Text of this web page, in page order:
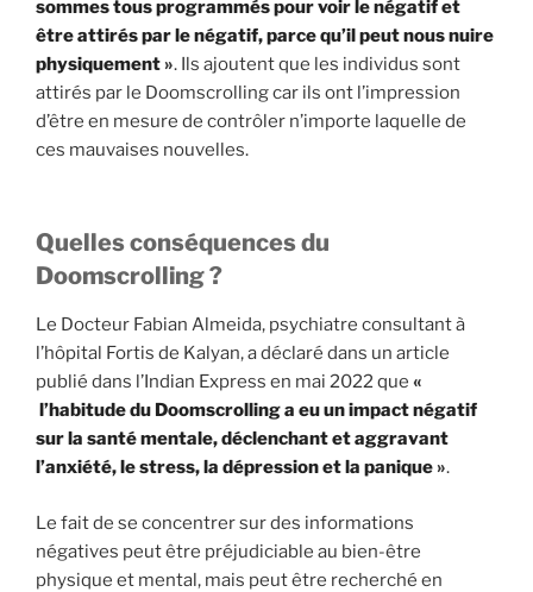
sommes tous programmés pour voir le négatif et
être attirés par le négatif, parce qu’il peut nous nuire
physiquement ». Ils ajoutent que les individus sont
attirés par le Doomscrolling car ils ont l’impression
d’être en mesure de contrôler n’importe laquelle de
ces mauvaises nouvelles.
Quelles conséquences du
Doomscrolling ?
Le Docteur Fabian Almeida, psychiatre consultant à
l’hôpital Fortis de Kalyan, a déclaré dans un article
publié dans l’Indian Express en mai 2022 que «
l’habitude du Doomscrolling a eu un impact négatif
sur la santé mentale, déclenchant et aggravant
l’anxiété, le stress, la dépression et la panique ».
Le fait de se concentrer sur des informations
négatives peut être préjudiciable au bien-être
physique et mental, mais peut être recherché en